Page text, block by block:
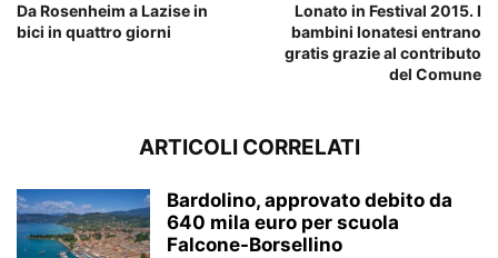
Da Rosenheim a Lazise in
bici in quattro giorni
Lonato in Festival 2015. I
bambini lonatesi entrano
gratis grazie al contributo
del Comune
ARTICOLI CORRELATI
Bardolino, approvato debito da
640 mila euro per scuola
Falcone-Borsellino